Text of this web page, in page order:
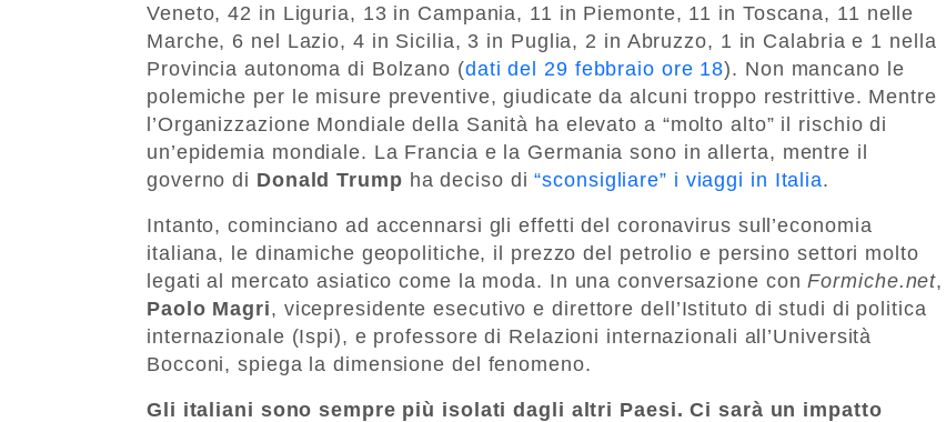
Veneto, 42 in Liguria, 13 in Campania, 11 in Piemonte, 11 in Toscana, 11 nelle
Marche, 6 nel Lazio, 4 in Sicilia, 3 in Puglia, 2 in Abruzzo, 1 in Calabria e 1 nella
Provincia autonoma di Bolzano (dati del 29 febbraio ore 18). Non mancano le
polemiche per le misure preventive, giudicate da alcuni troppo restrittive. Mentre
l’Organizzazione Mondiale della Sanità ha elevato a “molto alto” il rischio di
un’epidemia mondiale. La Francia e la Germania sono in allerta, mentre il
governo di Donald Trump ha deciso di“sconsigliare” i viaggi in Italia.
Intanto, cominciano ad accennarsi gli effetti del coronavirus sull’economia
italiana, le dinamiche geopolitiche, il prezzo del petrolio e persino settori molto
legati al mercato asiatico come la moda. In una conversazione conFormiche.net,
Paolo Magri, vicepresidente esecutivo e direttore dell’Istituto di studi di politica
internazionale (Ispi), e professore di Relazioni internazionali all’Università
Bocconi, spiega la dimensione del fenomeno.
Gli italiani sono sempre più isolati dagli altri Paesi. Ci sarà un impatto